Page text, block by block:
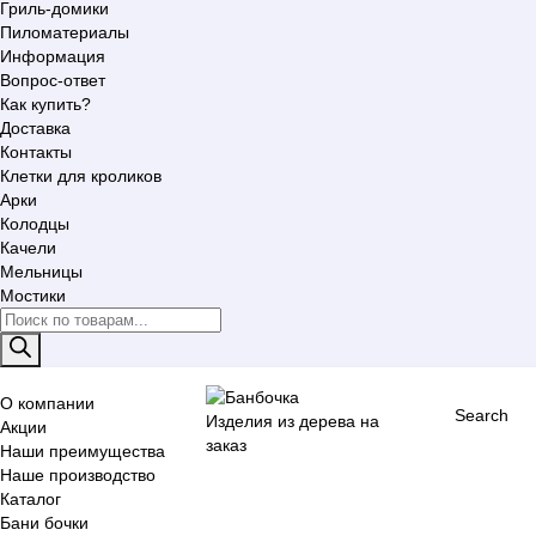
Гриль-домики
Пиломатериалы
Информация
Вопрос-ответ
Как купить?
Доставка
Контакты
Клетки для кроликов
Арки
Колодцы
Качели
Мельницы
Мостики
Поиск
товаров
Изделия из дерева на
заказ
Search
О компании
Акции
Наши преимущества
Наше производство
Каталог
Бани бочки